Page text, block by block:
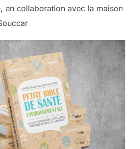
en collaboration avec la maison